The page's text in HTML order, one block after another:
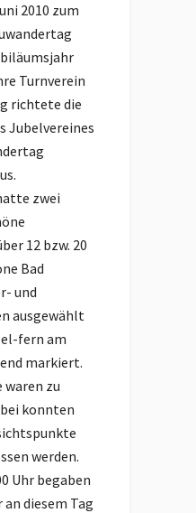
2010 zum
Turnverein
richtete die
Jubelvereines
zwei
12 bzw. 20
Bad
und
ausgewählt
fern am
markiert.
waren zu
konnten
werden.
Uhr begaben
diesem Tag